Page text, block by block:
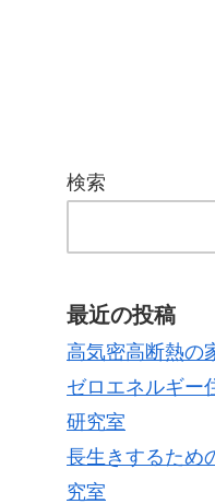
検索
最近の投稿
高気密高断熱の
ゼロエネルギー
研究室
長生きするため
究室